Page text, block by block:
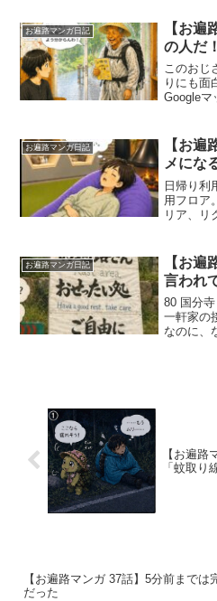
ガ 17話
お遍路マンガ日記
【お遍
の人だ！
このおじ
りにも面
Googleマ
ップブ
出版社
お遍路マンガ日記
【お遍
メにな
日帰り利
用フロア
リア、リ
は少し
文句なし
お遍路マンガ日記
【お遍
言われ
80 国分
一軒家の
なのに、
【お遍路
「蚊取り
【お遍路マンガ 37話】5分前までは
だった